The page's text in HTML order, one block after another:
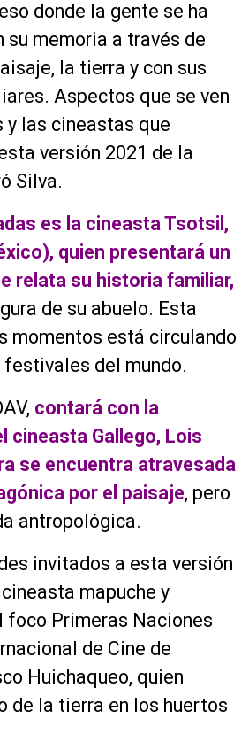
donde la gente se ha
su memoria a través de
la tierra y con sus
Aspectos que se ven
y las cineastas que
versión 2021 de la
Silva.
es la cineasta Tsotsil,
quien presentará un
relata su historia familiar,
de su abuelo. Esta
momentos está circulando
del mundo.
contará con la
cineasta Gallego, Lois
se encuentra atravesada
por el paisaje, pero
antropológica.
invitados a esta versión
mapuche y
foco Primeras Naciones
de Cine de
Huichaqueo, quien
de la tierra en los huertos